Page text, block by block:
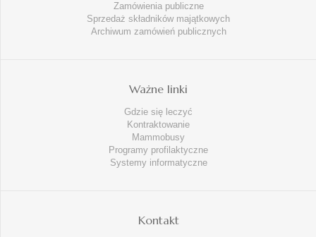
Zamówienia publiczne
Sprzedaż składników majątkowych
Archiwum zamówień publicznych
Ważne linki
Gdzie się leczyć
Kontraktowanie
Mammobusy
Programy profilaktyczne
Systemy informatyczne
Kontakt